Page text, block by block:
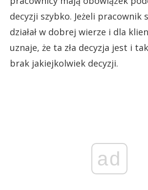
decyzji szybko. Jeżeli pracownik
działał w dobrej wierze i dla
uznaje, że ta zła decyzja jest i
brak jakiejkolwiek decyzji.
ad